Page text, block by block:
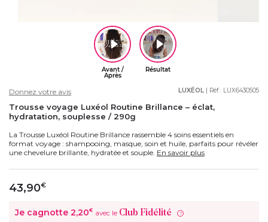
LUXÉOL | Réf : LUX6430505
Donnez votre avis
Trousse voyage Luxéol Routine Brillance – éclat,
hydratation, souplesse / 290g
La Trousse Luxéol Routine Brillance rassemble 4 soins essentiels en
format voyage : shampooing, masque, soin et huile, parfaits pour révéler
une chevelure brillante, hydratée et souple. En savoir plus
43,90€
Je cagnotte 2,20€ avec le Club Fidélité ?